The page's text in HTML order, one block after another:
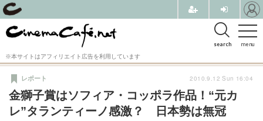
menu
search
※本サイトはアフィリエイト広告を利用しています
金獅子賞はソフィア・コッポラ作品！“元カ
レ”タランティーノ感激？ 日本勢は無冠
レポート 2010.9.12 Sun 16:04